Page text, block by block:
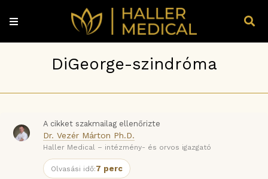
DiGeorge-szindróma
A cikket szakmailag ellenőrizte
Dr. Vezér Márton Ph.D.
Haller Medical – intézmény- és orvos igazgató
Olvasási idő:7 perc